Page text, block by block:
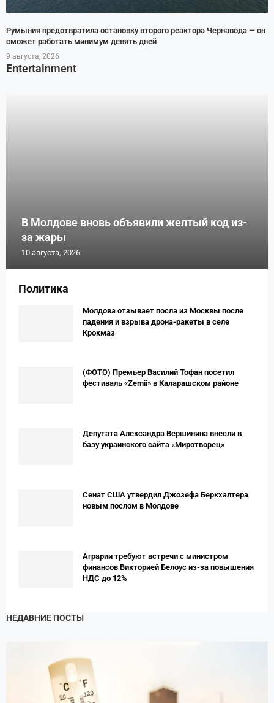
Румыния предотвратила остановку второго реактора Чернаводэ — он
сможет работать минимум девять дней
9 августа, 2026
Entertainment
В Молдове вновь объявили желтый код из-
за жары
10 августа, 2026
Политика
Молдова отзывает посла из Москвы после
падения и взрыва дрона-ракеты в селе
Крокмаз
(ФОТО) Премьер Вaсилий Тофан посетил
фестиваль «Zemii» в Каларашском районе
Депутата Александра Вершинина внесли в
базу украинского сайта «Миротворец»
Сенат США утвердил Джозефа Беркхалтера
новым послом в Молдове
Аграрии требуют встречи с министром
финансов Викторией Белоус из-за повышения
НДС до 12%
НЕДАВНИЕ ПОСТЫ